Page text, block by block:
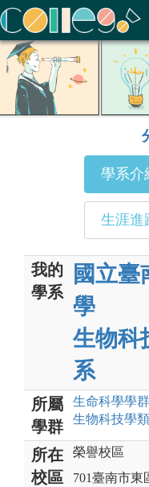
ColleGo! 大學選才與高中
學系介
生涯進
我的
學系
國立臺
學
生物科
系
所屬
學群
生命科學學群
生物科技學類
所在
校區
榮譽校區
701臺南市東